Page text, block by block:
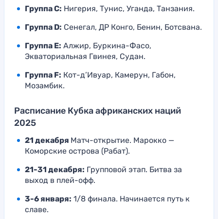
Группа C: Нигерия, Тунис, Уганда, Танзания.
Группа D: Сенегал, ДР Конго, Бенин, Ботсвана.
Группа E: Алжир, Буркина-Фасо,
Экваториальная Гвинея, Судан.
Группа F: Кот-д’Ивуар, Камерун, Габон,
Мозамбик.
Расписание Кубка африканских наций
2025
21 декабря Матч-открытие. Марокко —
Коморские острова (Рабат).
21-31 декабря: Групповой этап. Битва за
выход в плей-офф.
3-6 января: 1/8 финала. Начинается путь к
славе.